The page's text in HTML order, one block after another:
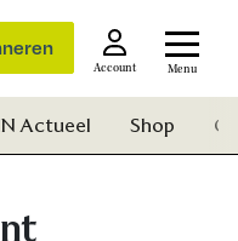
Account Menu
Actueel Shop